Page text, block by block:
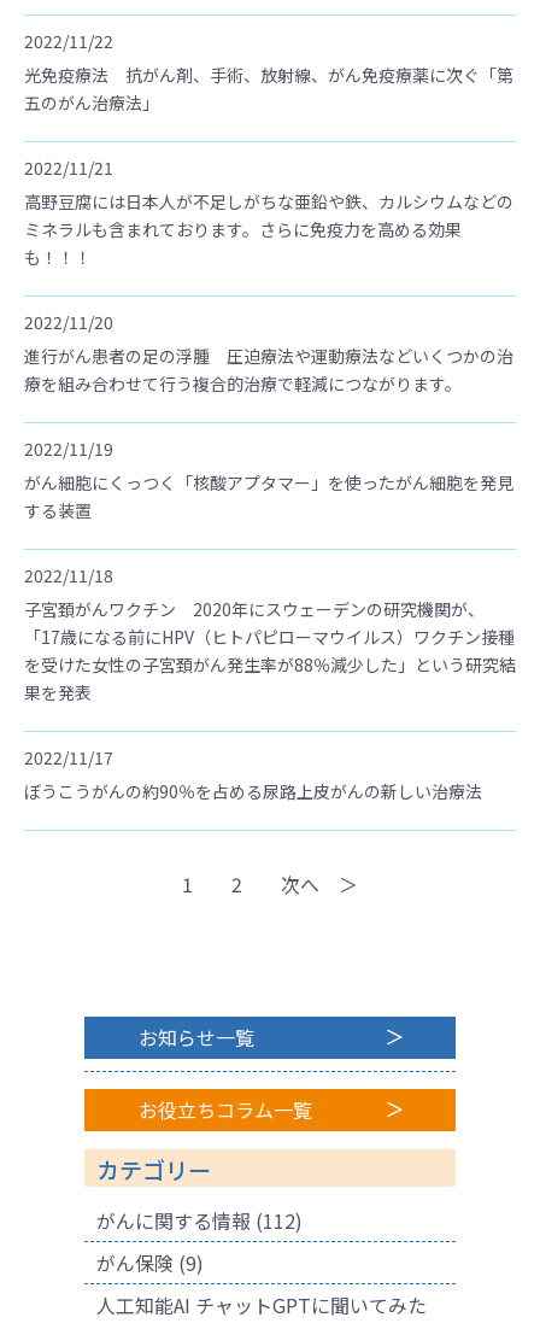
2022/11/22
光免疫療法 抗がん剤、手術、放射線、がん免疫療薬に次ぐ「第
五のがん治療法」
2022/11/21
高野豆腐には日本人が不足しがちな亜鉛や鉄、カルシウムなどの
ミネラルも含まれております。さらに免疫力を高める効果
も！！！
2022/11/20
進行がん患者の足の浮腫 圧迫療法や運動療法などいくつかの治
療を組み合わせて行う複合的治療で軽減につながります。
2022/11/19
がん細胞にくっつく「核酸アプタマー」を使ったがん細胞を発見
する装置
2022/11/18
子宮頚がんワクチン 2020年にスウェーデンの研究機関が、
「17歳になる前にHPV（ヒトパピローマウイルス）ワクチン接種
を受けた女性の子宮頚がん発生率が88％減少した」という研究結
果を発表
2022/11/17
ぼうこうがんの約90％を占める尿路上皮がんの新しい治療法
1 2 次へ ＞
お知らせ一覧
お役立ちコラム一覧
カテゴリー
がんに関する情報 (112)
がん保険 (9)
人工知能AI チャットGPTに聞いてみた